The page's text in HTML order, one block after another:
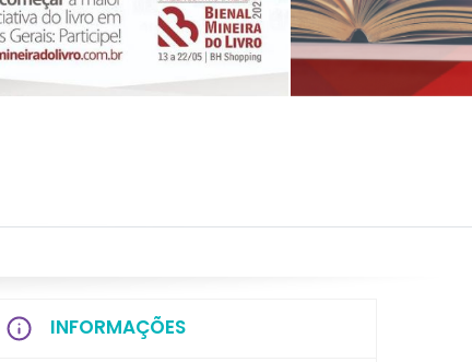
INFORMAÇÕES